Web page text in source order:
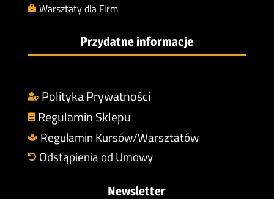
 Warsztaty dla Firm
Przydatne informacje
 Polityka Prywatności
 Regulamin Sklepu
 Regulamin Kursów/Warsztatów
 Odstąpienia od Umowy
Newsletter